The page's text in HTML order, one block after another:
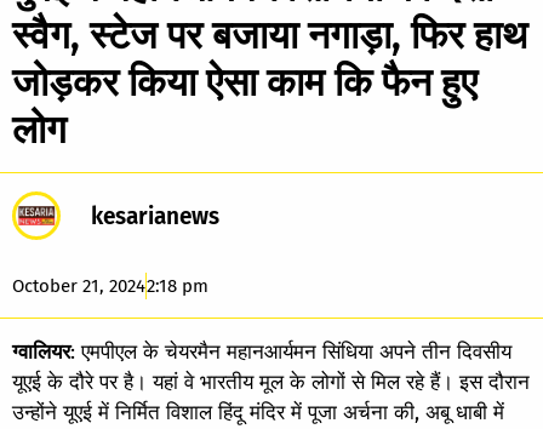
स्वैग, स्टेज पर बजाया नगाड़ा, फिर हाथ
जोड़कर किया ऐसा काम कि फैन हुए
लोग
kesarianews
October 21, 20242:18 pm
ग्वालियर: एमपीएल के चेयरमैन महानआर्यमन सिंधिया अपने तीन दिवसीय
यूएई के दौरे पर है। यहां वे भारतीय मूल के लोगों से मिल रहे हैं। इस दौरान
उन्होंने यूएई में निर्मित विशाल हिंदू मंदिर में पूजा अर्चना की, अबू धाबी में